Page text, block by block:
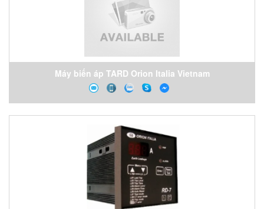
Máy biến áp TARD Orion Italia Vietnam